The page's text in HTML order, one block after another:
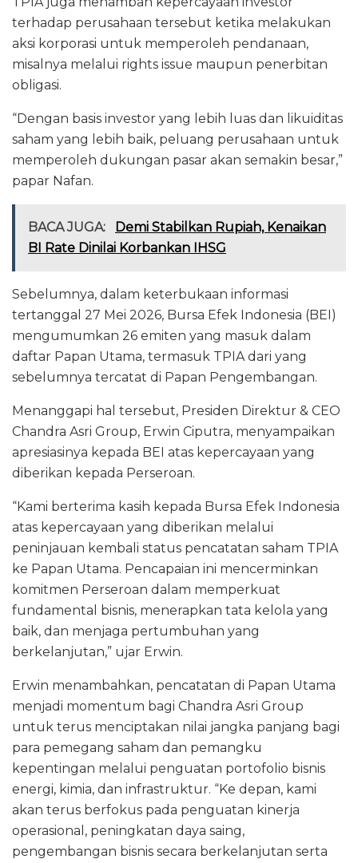
terhadap perusahaan tersebut ketika melakukan
aksi korporasi untuk memperoleh pendanaan,
misalnya melalui rights issue maupun penerbitan
obligasi.
“Dengan basis investor yang lebih luas dan likuiditas
saham yang lebih baik, peluang perusahaan untuk
memperoleh dukungan pasar akan semakin besar,”
papar Nafan.
BACA JUGA:
Demi Stabilkan Rupiah, Kenaikan
BI Rate Dinilai Korbankan IHSG
Sebelumnya, dalam keterbukaan informasi
tertanggal 27 Mei 2026, Bursa Efek Indonesia (BEI)
mengumumkan 26 emiten yang masuk dalam
daftar Papan Utama, termasuk TPIA dari yang
sebelumnya tercatat di Papan Pengembangan.
Menanggapi hal tersebut, Presiden Direktur & CEO
Chandra Asri Group, Erwin Ciputra, menyampaikan
apresiasinya kepada BEI atas kepercayaan yang
diberikan kepada Perseroan.
“Kami berterima kasih kepada Bursa Efek Indonesia
atas kepercayaan yang diberikan melalui
peninjauan kembali status pencatatan saham TPIA
ke Papan Utama. Pencapaian ini mencerminkan
komitmen Perseroan dalam memperkuat
fundamental bisnis, menerapkan tata kelola yang
baik, dan menjaga pertumbuhan yang
berkelanjutan,” ujar Erwin.
Erwin menambahkan, pencatatan di Papan Utama
menjadi momentum bagi Chandra Asri Group
untuk terus menciptakan nilai jangka panjang bagi
para pemegang saham dan pemangku
kepentingan melalui penguatan portofolio bisnis
energi, kimia, dan infrastruktur. “Ke depan, kami
akan terus berfokus pada penguatan kinerja
operasional, peningkatan daya saing,
pengembangan bisnis secara berkelanjutan serta